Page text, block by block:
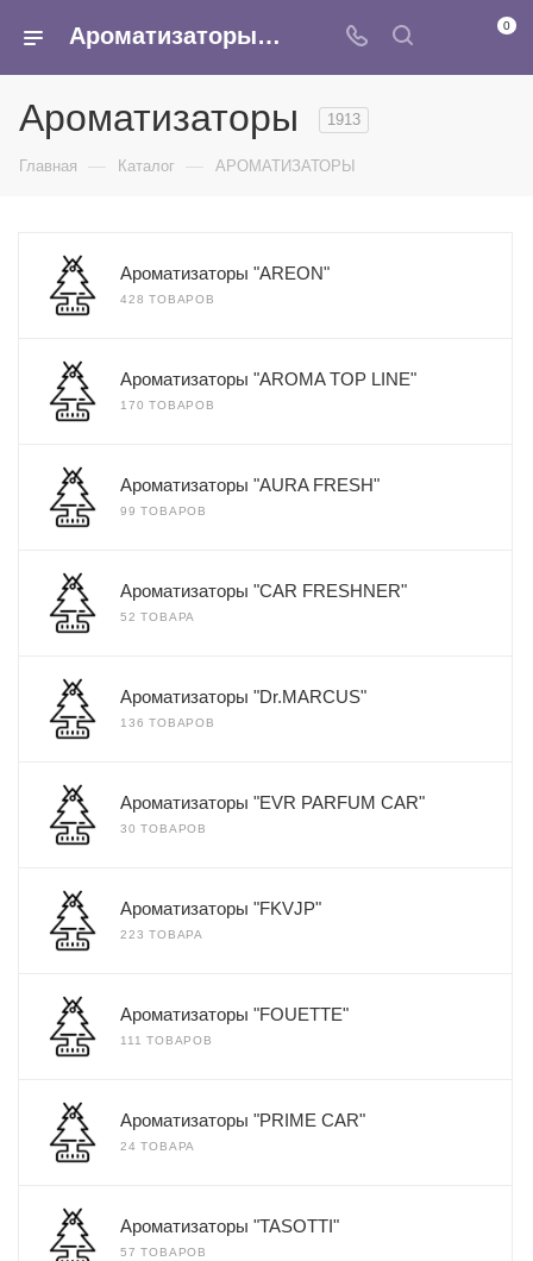
Ароматизаторы - купить оптом в Москве в интернет-магазине Армина 0
Ароматизаторы 1913
Главная — Каталог — АРОМАТИЗАТОРЫ
Ароматизаторы "AREON"
428 ТОВАРОВ
Ароматизаторы "AROMA TOP LINE"
170 ТОВАРОВ
Ароматизаторы "AURA FRESH"
99 ТОВАРОВ
Ароматизаторы "CAR FRESHNER"
52 ТОВАРА
Ароматизаторы "Dr.MARCUS"
136 ТОВАРОВ
Ароматизаторы "EVR PARFUM CAR"
30 ТОВАРОВ
Ароматизаторы "FKVJP"
223 ТОВАРА
Ароматизаторы "FOUETTE"
111 ТОВАРОВ
Ароматизаторы "PRIME CAR"
24 ТОВАРА
Ароматизаторы "TASOTTI"
57 ТОВАРОВ